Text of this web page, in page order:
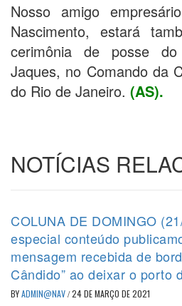
Nosso amigo
Nascimento, estará
cerimônia de posse
Jaques, no Comando da
do Rio de Janeiro. (AS).
NOTÍCIAS
COLUNA DE DOMINGO
especial conteúdo
mensagem recebida de
Cândido” ao deixar o porto
BYADMIN@NAV/24 DE MARÇO DE 2021